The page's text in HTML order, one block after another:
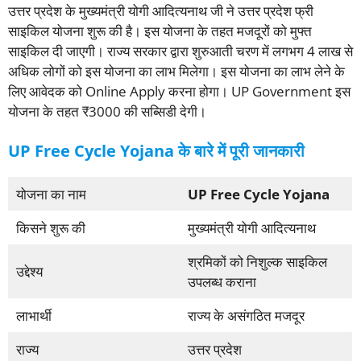
उत्तर प्रदेश के मुख्यमंत्री योगी आदित्यनाथ जी ने उत्तर प्रदेश फ्री
साइकिल योजना शुरू की है। इस योजना के तहत मजदूरों को मुफ्त
साइकिल दी जाएगी। राज्य सरकार द्वारा शुरुआती चरण में लगभग 4 लाख से
अधिक लोगों को इस योजना का लाभ मिलेगा। इस योजना का लाभ लेने के
लिए आवेदक को Online Apply करना होगा। UP Government इस
योजना के तहत ₹3000 की सब्सिडी देगी।
UP Free Cycle Yojana के बारे में पूरी जानकारी
योजना का नाम
UP Free Cycle Yojana
किसने शुरू की
मुख्यमंत्री योगी आदित्यनाथ
उद्देश्य
श्रमिकों को निशुल्क साइकिल
उपलब्ध कराना
लाभार्थी
राज्य के असंगठित मजदूर
राज्य
उत्तर प्रदेश